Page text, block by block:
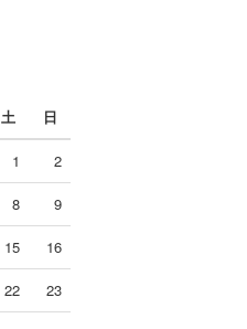
土 日
1 2
8 9
15 16
22 23